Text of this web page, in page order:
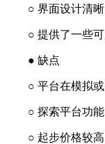
○ 界面设计清晰
○ 提供了一些可
● 缺点
○ 平台在模拟或
○ 探索平台功能
○ 起步价格较高